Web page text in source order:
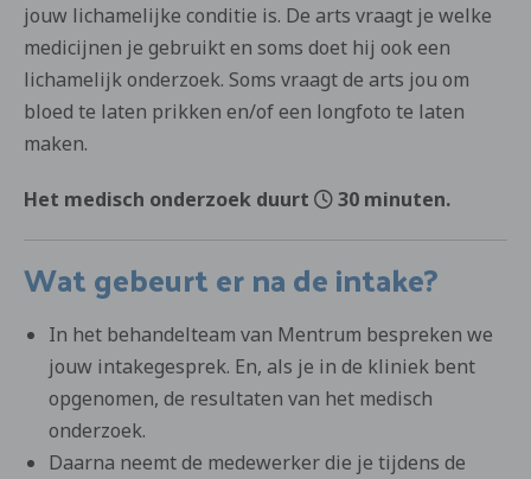
jouw lichamelijke conditie is. De arts vraagt je welke
medicijnen je gebruikt en soms doet hij ook een
lichamelijk onderzoek. Soms vraagt de arts jou om
bloed te laten prikken en/of een longfoto te laten
maken.
Het medisch onderzoek duurt 30 minuten.
Wat gebeurt er na de intake?
In het behandelteam van Mentrum bespreken we
jouw intakegesprek. En, als je in de kliniek bent
opgenomen, de resultaten van het medisch
onderzoek.
Daarna neemt de medewerker die je tijdens de